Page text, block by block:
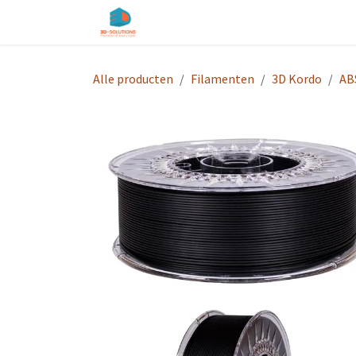
Overslaan naar inhoud
Alle producten Filamenten 3D Kordo